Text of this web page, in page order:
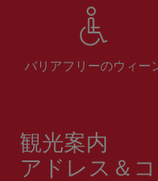
バリアフリーのウィー
観光案内
アドレス＆